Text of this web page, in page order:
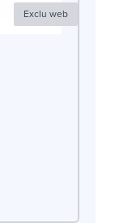
Exclu web